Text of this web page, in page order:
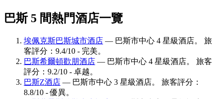
巴斯 5 間熱門酒店一覽
埃佩克斯巴斯城市酒店 — 巴斯市中心 4 星級酒店。 旅
客評分：9.4/10 - 完美。
巴斯希爾頓歡朋酒店 — 巴斯市中心 4 星級酒店。 旅客
評分：9.2/10 - 卓越。
巴斯Z酒店 — 巴斯市中心 3 星級酒店。 旅客評分：
8.8/10 - 優異。